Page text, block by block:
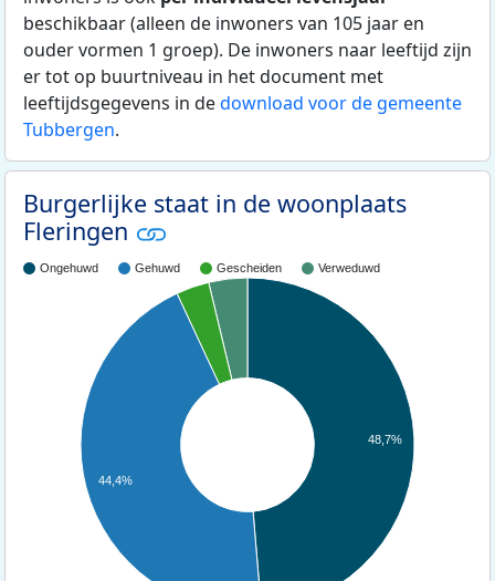
beschikbaar (alleen de inwoners van 105 jaar en
ouder vormen 1 groep). De inwoners naar leeftijd zijn
er tot op buurtniveau in het document met
leeftijdsgegevens in dedownload voor de gemeente
Tubbergen.
Burgerlijke staat in de woonplaats
Fleringen
Ongehuwd Gehuwd Gescheiden Verweduwd
48,7%
44,4%